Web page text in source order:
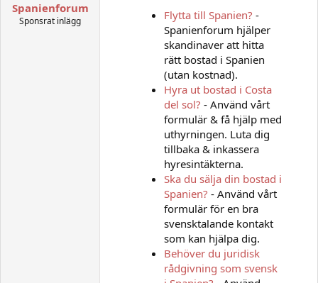
Spanienforum
Sponsrat inlägg
Flytta till Spanien? -
Spanienforum hjälper
skandinaver att hitta
rätt bostad i Spanien
(utan kostnad).
Hyra ut bostad i Costa
del sol? - Använd vårt
formulär & få hjälp med
uthyrningen. Luta dig
tillbaka & inkassera
hyresintäkterna.
Ska du sälja din bostad i
Spanien? - Använd vårt
formulär för en bra
svensktalande kontakt
som kan hjälpa dig.
Behöver du juridisk
rådgivning som svensk